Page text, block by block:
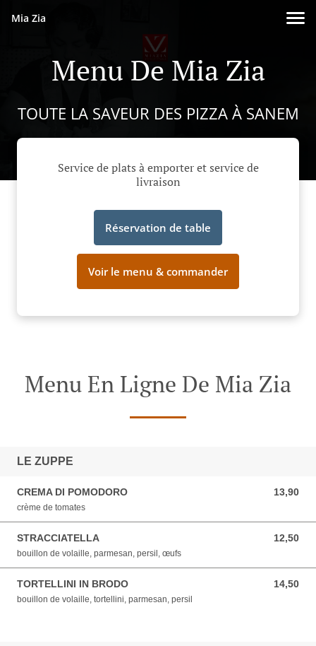
Mia Zia
Menu De Mia Zia
TOUTE LA SAVEUR DES PIZZA À SANEM
Service de plats à emporter et service de
livraison
Réservation de table
Voir le menu & commander
Menu En Ligne De Mia Zia
LE ZUPPE
CREMA DI POMODORO 13,90
13,90 EUR
crème de tomates
STRACCIATELLA 12,50
12,50 EUR
bouillon de volaille, parmesan, persil, œufs
TORTELLINI IN BRODO 14,50
14,50 EUR
bouillon de volaille, tortellini, parmesan, persil